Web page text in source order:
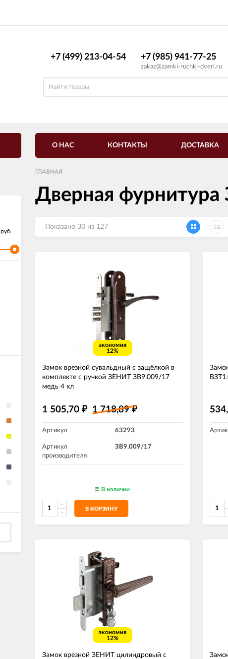
+7 (499) 213-04-54​ +7 (985) 941-77-25
zakaz@zamki-ruchki-dveri.ru
руб.
О НАС КОНТАКТЫ ДОСТАВКА
ГЛАВНАЯ
Дверная
Показано 30 из 127
экономия
12%
Замок врезной сувальдный с защёлкой в
комплекте с ручкой ЗЕНИТ ЗВ9.009/17
медь 4 кл
1 505,70 ₽ 1 718,89₽
Артикул 63293
Артикул
производителя
ЗВ9.009/17
В наличии
В КОРЗИНУ
экономия
12%
Замок врезной ЗЕНИТ цилиндровый с